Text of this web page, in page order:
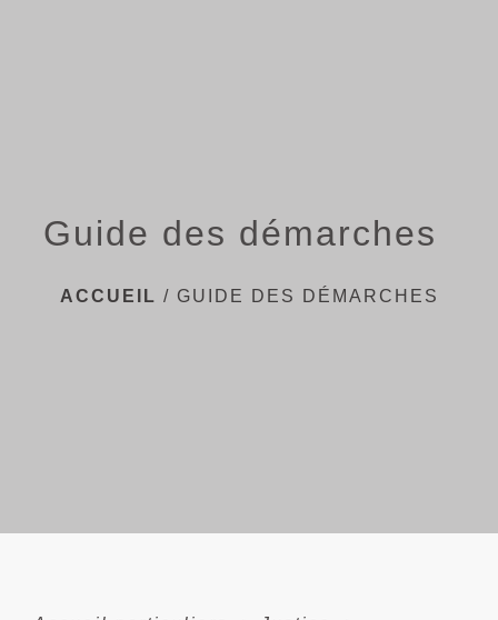
Guide des démarches
ACCUEIL / GUIDE DES DÉMARCHES